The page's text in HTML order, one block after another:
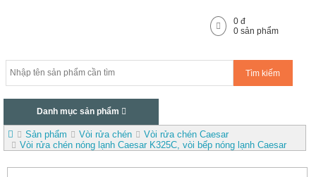
Tìm kiếm
0 đ
0 sản phẩm
Danh mục sản phẩm
Sản phẩm Vòi rửa chén
Vòi rửa chén Caesar
Vòi rửa chén nóng lạnh Caesar K325C, vòi bếp nóng lạnh Caesar